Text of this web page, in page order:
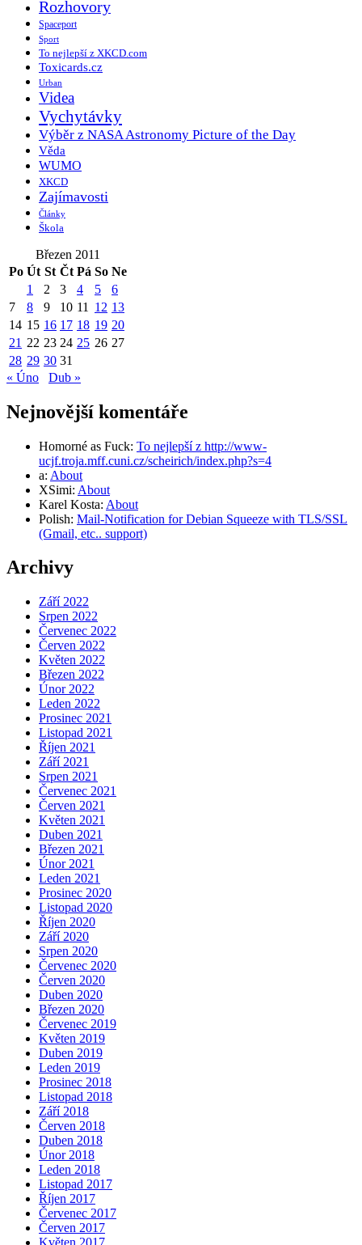
Rozhovory
Spaceport
Sport
To nejlepší z XKCD.com
Toxicards.cz
Urban
Videa
Vychytávky
Výběr z NASA Astronomy Picture of the Day
Věda
WUMO
XKCD
Zajímavosti
Články
Škola
Březen 2011
Po Út St Čt Pá So Ne
1
2 3 4 5
6
7
8 9 10 11 12 13
14 15 16 17 18 19 20
21 22 23 24 25 26 27
28 29 30 31
« Úno
Dub »
Nejnovější komentáře
Homorné as Fuck: To nejlepší z http://www-
ucjf.troja.mff.cuni.cz/scheirich/index.php?s=4
a: About
XSimi: About
Karel Kosta: About
Polish: Mail-Notification for Debian Squeeze with TLS/SSL
(Gmail, etc.. support)
Archivy
Září 2022
Srpen 2022
Červenec 2022
Červen 2022
Květen 2022
Březen 2022
Únor 2022
Leden 2022
Prosinec 2021
Listopad 2021
Říjen 2021
Září 2021
Srpen 2021
Červenec 2021
Červen 2021
Květen 2021
Duben 2021
Březen 2021
Únor 2021
Leden 2021
Prosinec 2020
Listopad 2020
Říjen 2020
Září 2020
Srpen 2020
Červenec 2020
Červen 2020
Duben 2020
Březen 2020
Červenec 2019
Květen 2019
Duben 2019
Leden 2019
Prosinec 2018
Listopad 2018
Září 2018
Červen 2018
Duben 2018
Únor 2018
Leden 2018
Listopad 2017
Říjen 2017
Červenec 2017
Červen 2017